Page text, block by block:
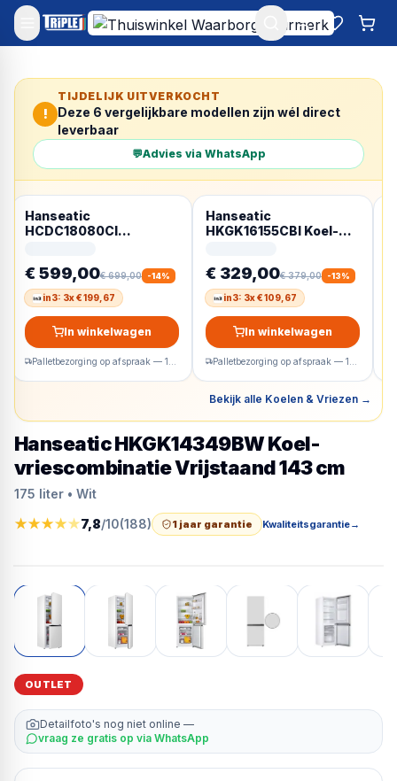
Mijn account
!
TIJDELIJK UITVERKOCHT
Deze 6 vergelijkbare modellen zijn wél direct
leverbaar
💬Advies via WhatsApp
Hanseatic
HCDC18080CI
cm
€ 599,00€ 699,00 -14%
in3: 3x € 199,67
In winkelwagen
Hanseatic
HKGK16155CBI Koel-
– 230 l
€ 329,00€ 379,00 -13%
in3: 3x € 109,67
In winkelwagen
Bekijk alle Koelen & Vriezen →
Hanseatic HKGK14349BW Koel-
vriescombinatie Vrijstaand 143 cm
175 liter • Wit
★★★★★7,8/10(188) 1 jaar garantie Kwaliteitsgarantie→
OUTLET
Detailfoto's nog niet online —
vraag ze gratis op via WhatsApp